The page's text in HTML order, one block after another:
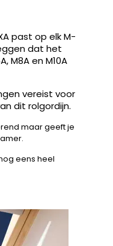
past op elk M-
dat het
M8A en M10A
vereist voor
dit rolgordijn.
maar geeft je
eens heel